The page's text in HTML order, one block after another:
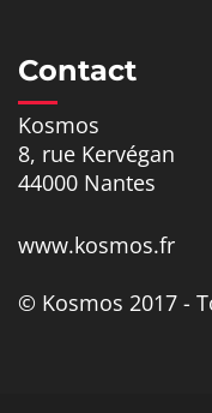
Contact
Kosmos
8, rue Kervégan
44000 Nantes
www.kosmos.fr
© Kosmos 2017 -